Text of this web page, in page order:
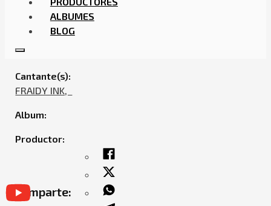
ALBUMES
BLOG
Cantante(s):
FRAIDY INK,ㅤㅤ
Album:
Productor:
Comparte: